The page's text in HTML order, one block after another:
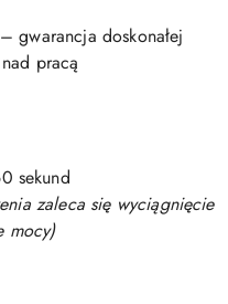
gwarancja doskonałej
pracą
sekund
zaleca się wyciągnięcie
mocy)